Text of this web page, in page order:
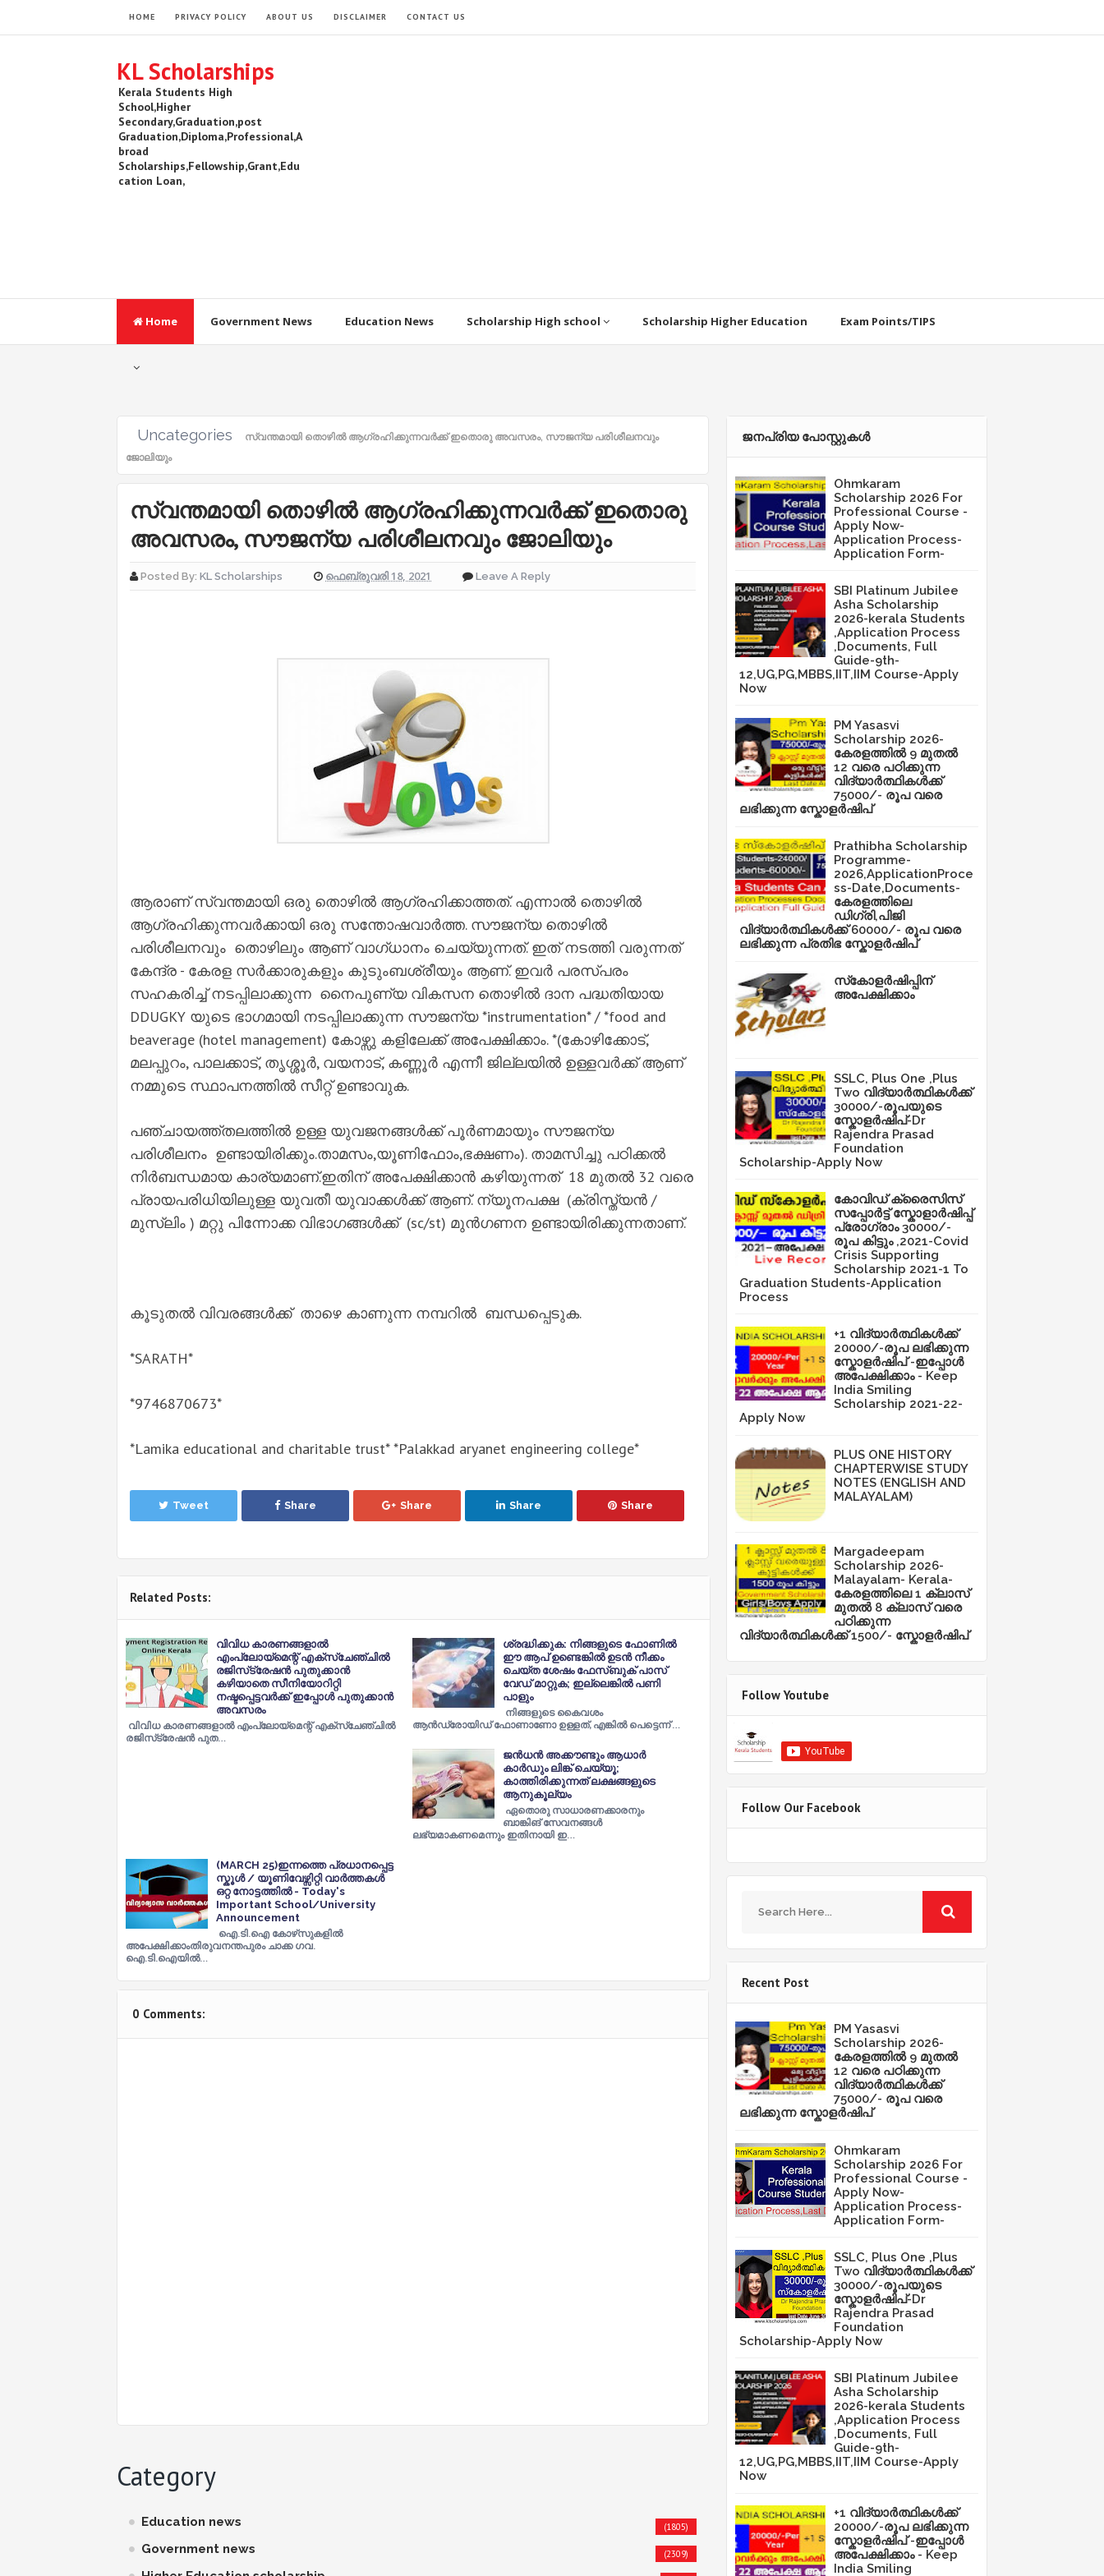
HOME PRIVACY POLICY ABOUT US DISCLAIMER CONTACT US
KL Scholarships
Kerala Students High
School,Higher
Secondary,Graduation,post
Graduation,Diploma,Professional,A
broad
Scholarships,Fellowship,Grant,Edu
cation Loan,
Home Government News Education News Scholarship High school Scholarship Higher Education Exam Points/TIPS
Uncategories
സ്വന്തമായി തൊഴിൽ ആഗ്രഹിക്കുന്നവർക്ക് ഇതൊരു അവസരം, സൗജന്യ പരിശീലനവും
ജോലിയും
സ്വന്തമായി തൊഴിൽ ആഗ്രഹിക്കുന്നവർക്ക് ഇതൊരു
അവസരം, സൗജന്യ പരിശീലനവും ജോലിയും
Posted By: KL Scholarships ഫെബ്രുവരി 18, 2021 Leave A Reply
ആരാണ് സ്വന്തമായി ഒരു തൊഴിൽ ആഗ്രഹിക്കാത്തത്. എന്നാൽ തൊഴിൽ
ആഗ്രഹിക്കുന്നവർക്കായി ഒരു സന്തോഷവാർത്ത. സൗജന്യ തൊഴിൽ
പരിശീലനവും തൊഴിലും ആണ് വാഗ്ധാനം ചെയ്യുന്നത്. ഇത് നടത്തി വരുന്നത്
കേന്ദ്ര - കേരള സർക്കാരുകളും കുടുംബശ്രീയും ആണ്. ഇവർ പരസ്പരം
സഹകരിച്ച് നടപ്പിലാക്കുന്ന നൈപുണ്യ വികസന തൊഴിൽ ദാന പദ്ധതിയായ
DDUGKY യുടെ ഭാഗമായി നടപ്പിലാക്കുന്ന സൗജന്യ *instrumentation* / *food and
beaverage (hotel management) കോഴ്സു കളിലേക്ക് അപേക്ഷിക്കാം. *(കോഴിക്കോട്,
മലപ്പുറം, പാലക്കാട്, തൃശ്ശൂർ, വയനാട്, കണ്ണൂർ എന്നീ ജില്ലയിൽ ഉള്ളവർക്ക് ആണ്
നമ്മുടെ സ്ഥാപനത്തിൽ സീറ്റ് ഉണ്ടാവുക.
പഞ്ചായത്ത്‌തലത്തിൽ ഉള്ള യുവജനങ്ങൾക്ക് പൂർണമായും സൗജന്യ
പരിശീലനം ഉണ്ടായിരിക്കും.താമസം,യൂണിഫോം,ഭക്ഷണം). താമസിച്ചു പഠിക്കൽ
നിർബന്ധമായ കാര്യമാണ്.ഇതിന് അപേക്ഷിക്കാൻ കഴിയുന്നത് 18 മുതൽ 32 വരെ
പ്രായപരിധിയിലുള്ള യുവതീ യുവാക്കൾക്ക് ആണ്. ന്യൂനപക്ഷ (ക്രിസ്ത്യൻ /
മുസ്ലിം ) മറ്റു പിന്നോക്ക വിഭാഗങ്ങൾക്ക് (sc/st) മുൻഗണന ഉണ്ടായിരിക്കുന്നതാണ്.
കൂടുതൽ വിവരങ്ങൾക്ക് താഴെ കാണുന്ന നമ്പറിൽ ബന്ധപ്പെടുക.
*SARATH*
*9746870673*
*Lamika educational and charitable trust* *Palakkad aryanet engineering college*
Tweet Share Share Share Share
Related Posts:
വിവിധ കാരണങ്ങളാൽ
എംപ്ലോയ്‌മെന്റ് എക്‌സ്‌ചേഞ്ചിൽ
രജിസ്‌ട്രേഷൻ പുതുക്കാൻ
കഴിയാതെ സീനിയോറിറ്റി
നഷ്ടപ്പെട്ടവർക്ക് ഇപ്പോൾ പുതുക്കാൻ
അവസരം
വിവിധ കാരണങ്ങളാൽ എംപ്ലോയ്‌മെന്റ് എക്‌സ്‌ചേഞ്ചിൽ
രജിസ്‌ട്രേഷൻ പുത…
ശ്രദ്ധിക്കുക: നിങ്ങളുടെ ഫോണില്‍
ഈ ആപ് ഉണ്ടെങ്കില്‍ ഉടന്‍ നീക്കം
ചെയ്ത ശേഷം ഫേസ്ബുക് പാസ്
വേഡ് മാറ്റുക; ഇല്ലെങ്കില്‍ പണി
പാളും
നിങ്ങളുടെ കൈവശം
ആന്‍ഡ്രോയിഡ് ഫോണാണോ ഉള്ളത്, എങ്കില്‍ പെട്ടെന്ന് …
ജൻധൻ അക്കൗണ്ടും ആധാർ
കാർഡും ലിങ്ക് ചെയ്യൂ;
കാത്തിരിക്കുന്നത് ലക്ഷങ്ങളുടെ
ആനുകൂല്യം
ഏതൊരു സാധാരണക്കാരനും
ബാങ്കിങ് സേവനങ്ങൾ
ലഭ്യമാകണമെന്നും ഇതിനായി ഇ…
(MARCH 25)ഇന്നത്തെ പ്രധാനപ്പെട്ട
സ്കൂൾ / യൂണിവേഴ്സിറ്റി വാർത്തകൾ
ഒറ്റ നോട്ടത്തിൽ - Today's
Important School/University
Announcement
ഐ.ടി.ഐ കോഴ്‌സുകളിൽ
അപേക്ഷിക്കാംതിരുവനന്തപുരം ചാക്ക ഗവ.
ഐ.ടി.ഐയിൽ…
0 Comments:
Category
Education news (1805)
Government news (2309)
ജനപ്രിയ പോസ്റ്റുകള്‍‌
Ohmkaram
Scholarship 2026 For
Professional Course -
Apply Now-
Application Process-
Application Form-
SBI Platinum Jubilee
Asha Scholarship
2026-kerala Students
,Application Process
,Documents, Full
Guide-9th-
12,UG,PG,MBBS,IIT,IIM Course-Apply
Now
PM Yasasvi
Scholarship 2026-
കേരളത്തിൽ 9 മുതൽ
12 വരെ പഠിക്കുന്ന
വിദ്യാർത്ഥികൾക്ക്
75000/- രൂപ വരെ
ലഭിക്കുന്ന സ്കോളർഷിപ്
Prathibha Scholarship
Programme-
2026,ApplicationProce
ss-Date,Documents-
കേരളത്തിലെ
ഡിഗ്രി,പിജി
വിദ്യാർത്ഥികൾക്ക് 60000/- രൂപ വരെ
ലഭിക്കുന്ന പ്രതിഭ സ്കോളർഷിപ്
സ്‌കോളർഷിപ്പിന്
അപേക്ഷിക്കാം
SSLC, Plus One ,Plus
Two വിദ്യാർത്ഥികൾക്ക്
30000/-രൂപയുടെ
സ്കോളർഷിപ്-Dr
Rajendra Prasad
Foundation
Scholarship-Apply Now
കോവിഡ് ക്രൈസിസ്
സപ്പോർട്ട് സ്കോളാർഷിപ്പ്
പ്രോഗ്രാം 30000/-
രൂപ കിട്ടും ,2021-Covid
Crisis Supporting
Scholarship 2021-1 To
Graduation Students-Application
Process
+1 വിദ്യാർത്ഥികൾക്ക്
20000/-രൂപ ലഭിക്കുന്ന
സ്കോളർഷിപ് -ഇപ്പോൾ
അപേക്ഷിക്കാം - Keep
India Smiling
Scholarship 2021-22-
Apply Now
PLUS ONE HISTORY
CHAPTERWISE STUDY
NOTES (ENGLISH AND
MALAYALAM)
Margadeepam
Scholarship 2026-
Malayalam- Kerala-
കേരളത്തിലെ 1 ക്ലാസ്
മുതൽ 8 ക്ലാസ് വരെ
പഠിക്കുന്ന
വിദ്യാർത്ഥികൾക്ക് 1500/- സ്കോളർഷിപ്
Follow Youtube
Follow Our Facebook
Recent Post
PM Yasasvi
Scholarship 2026-
കേരളത്തിൽ 9 മുതൽ
12 വരെ പഠിക്കുന്ന
വിദ്യാർത്ഥികൾക്ക്
75000/- രൂപ വരെ
ലഭിക്കുന്ന സ്കോളർഷിപ്
Ohmkaram
Scholarship 2026 For
Professional Course -
Apply Now-
Application Process-
Application Form-
SSLC, Plus One ,Plus
Two വിദ്യാർത്ഥികൾക്ക്
30000/-രൂപയുടെ
സ്കോളർഷിപ്-Dr
Rajendra Prasad
Foundation
Scholarship-Apply Now
SBI Platinum Jubilee
Asha Scholarship
2026-kerala Students
,Application Process
,Documents, Full
Guide-9th-
12,UG,PG,MBBS,IIT,IIM Course-Apply
Now
+1 വിദ്യാർത്ഥികൾക്ക്
20000/-രൂപ ലഭിക്കുന്ന
സ്കോളർഷിപ് -ഇപ്പോൾ
അപേക്ഷിക്കാം - Keep
India Smiling